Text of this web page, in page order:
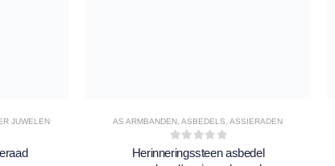
JUWELEN AS ARMBANDEN,ASBEDELS,ASSIERADEN
0out of 5
Herinneringssteen asbedel